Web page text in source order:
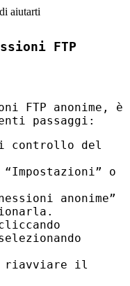
FTP
FTP anonime, è
passaggi:
controllo del
o
anonime”
riavviare il